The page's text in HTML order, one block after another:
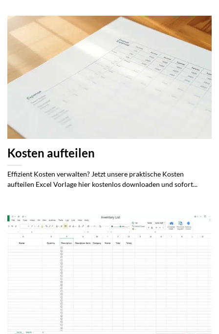
Kosten aufteilen
Effizient Kosten verwalten? Jetzt unsere praktische Kosten
aufteilen Excel Vorlage hier kostenlos downloaden und sofort...